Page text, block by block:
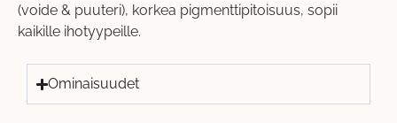
(voide & puuteri), korkea pigmenttipitoisuus, sopii
kaikille ihotyypeille.
Ominaisuudet